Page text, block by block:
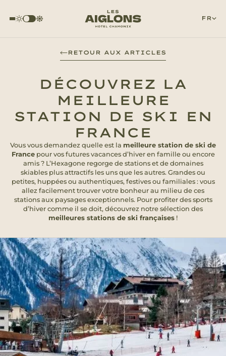
FR
RETOUR AUX ARTICLES
DÉCOUVREZ LA
MEILLEURE
STATION DE SKI EN
FRANCE
Vous vous demandez quelle est la meilleure station de ski de
Francepour vos futures vacances d’hiver en famille ou encore
amis ? L’Hexagone regorge de stations et de domaines
skiables plus attractifs les uns que les autres. Grandes ou
petites, huppées ou authentiques, festives ou familiales : vous
allez facilement trouver votre bonheur au milieu de ces
stations aux paysages exceptionnels. Pour profiter des sports
d’hiver comme il se doit, découvrez notre sélection des
meilleures stations de ski françaises !